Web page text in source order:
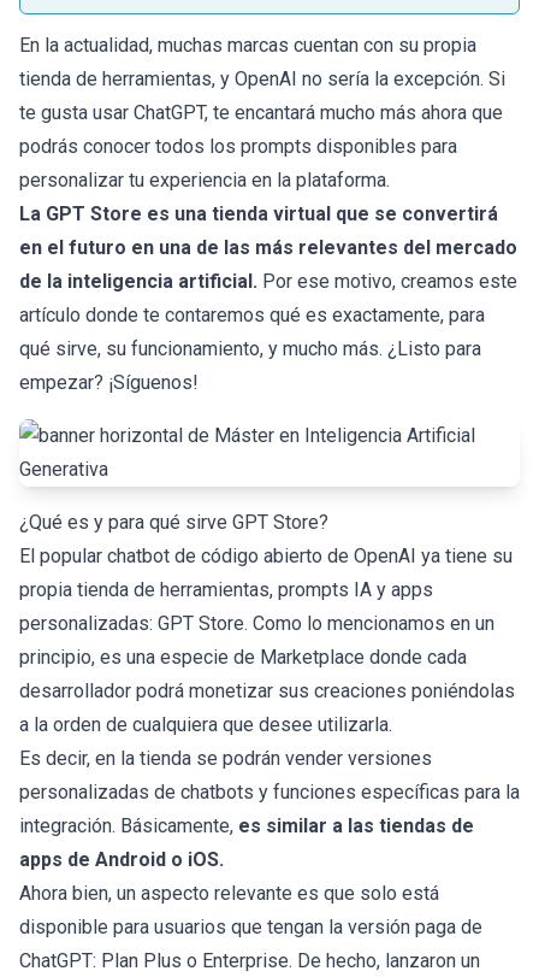
En la actualidad, muchas marcas cuentan con su propia
tienda de herramientas, y OpenAI no sería la excepción. Si
te gusta usar ChatGPT, te encantará mucho más ahora que
podrás conocer todos los prompts disponibles para
personalizar tu experiencia en la plataforma.
La GPT Store es una tienda virtual que se convertirá
en el futuro en una de las más relevantes del mercado
de la inteligencia artificial. Por ese motivo, creamos este
artículo donde te contaremos qué es exactamente, para
qué sirve, su funcionamiento, y mucho más. ¿Listo para
empezar? ¡Síguenos!
¿Qué es y para qué sirve GPT Store?
El popular chatbot de código abierto de OpenAI ya tiene su
propia tienda de herramientas, prompts IA y apps
personalizadas: GPT Store. Como lo mencionamos en un
principio, es una especie de Marketplace donde cada
desarrollador podrá monetizar sus creaciones poniéndolas
a la orden de cualquiera que desee utilizarla.
Es decir, en la tienda se podrán vender versiones
personalizadas de chatbots y funciones específicas para la
integración. Básicamente, es similar a las tiendas de
apps de Android o iOS.
Ahora bien, un aspecto relevante es que solo está
disponible para usuarios que tengan la versión paga de
ChatGPT: Plan Plus o Enterprise. De hecho, lanzaron un